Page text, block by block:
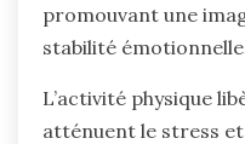
promouvant une
stabilité
L’activité physique
atténuent le stress et